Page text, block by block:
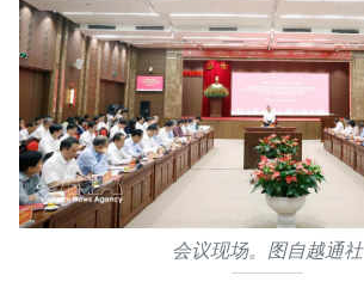
会议现场。图自越通社